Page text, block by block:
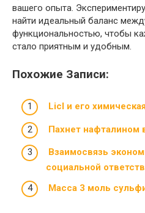
вашего опыта.
найти идеальный баланс
функциональностью, чтобы
стало приятным и удобным.
Похожие Записи:
Licl и его
Пахнет нафталином
Взаимосвязь
социальной
Масса 3 моль